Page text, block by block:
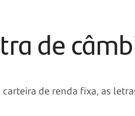
de
de renda fixa, as